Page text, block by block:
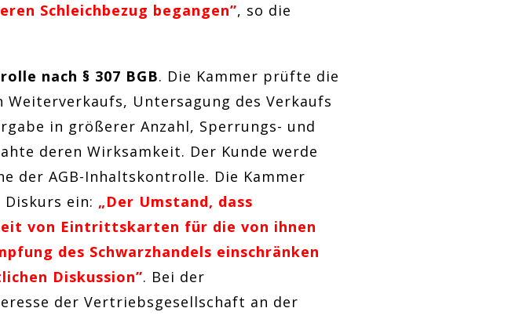
Schleichbezug begangen”, so die
nach § 307 BGB. Die Kammer prüfte die
Untersagung des Verkaufs
in größerer Anzahl, Sperrungs- und
deren Wirksamkeit. Der Kunde werde
der AGB-Inhaltskontrolle. Die Kammer
ein: „Der Umstand, dass
von Eintrittskarten für die von ihnen
des Schwarzhandels einschränken
Diskussion”. Bei der
der Vertriebsgesellschaft an der